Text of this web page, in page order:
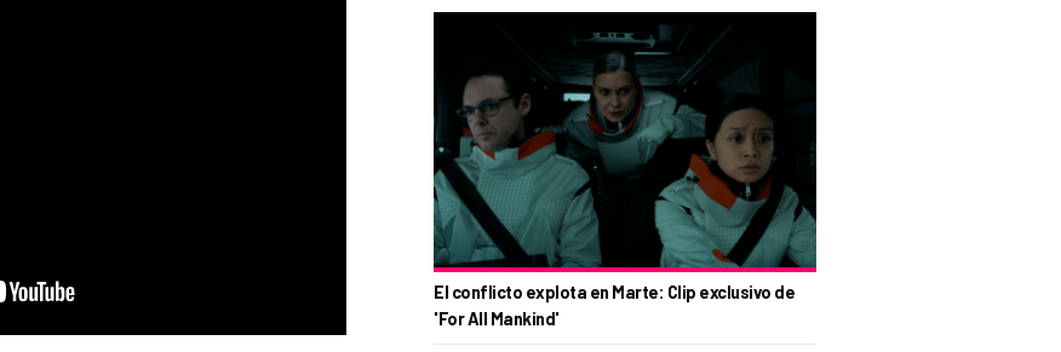
El conflicto explota en Marte: Clip exclusivo de
'For All Mankind'